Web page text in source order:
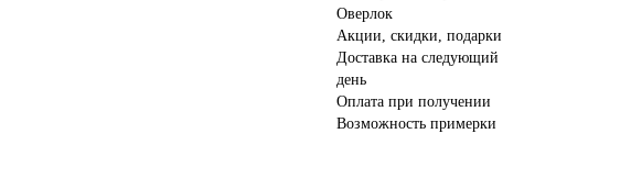
Оверлок
Акции, скидки, подарки
Доставка на следующий
день
Оплата при получении
Возможность примерки